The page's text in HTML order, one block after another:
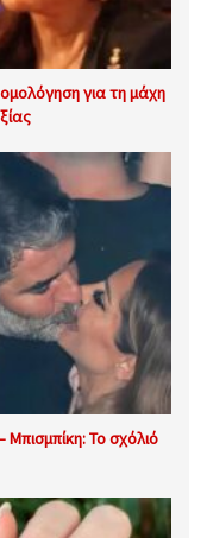
για τη μάχη
Το σχόλιό